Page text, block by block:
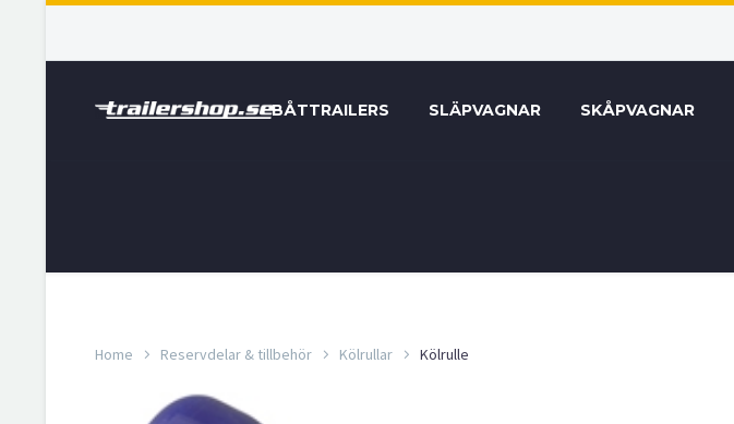
BÅTTRAILERS SLÄPVAGNAR SKÅPVAGNAR
Home Reservdelar & tillbehör Kölrullar Kölrulle